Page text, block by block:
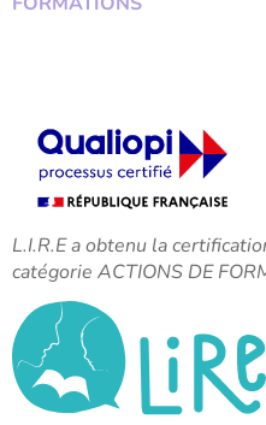
L.I.R.E a obtenu la
catégorie ACTIONS DE